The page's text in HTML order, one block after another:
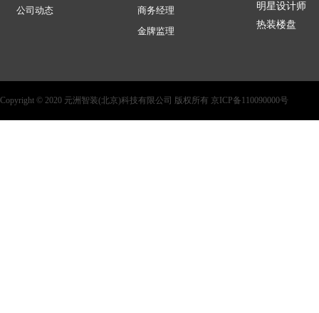
公司动态
商务经理
金牌监理
明星设计师
热装楼盘
Copyright © 2020 元洲智装(北京)科技有限公司 版权所有 京ICP备110090000号